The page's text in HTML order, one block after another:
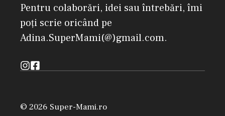
Pentru colaborări, idei sau întrebări, îmi
poți scrie oricând pe
Adina.SuperMami(@)gmail.com.
© 2026 Super-Mami.ro